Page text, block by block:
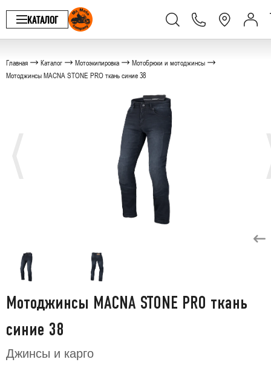
КАТАЛОГ
Главная Каталог Мотоэкипировка
Мотобрюки и мотоджинсы
Мотоджинсы MACNA STONE PRO ткань синие 38
Мотоджинсы MACNA STONE PRO ткань
синие 38
Джинсы и карго